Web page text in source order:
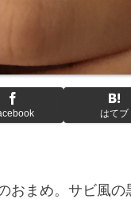
はてブ
おまめ。サビ風